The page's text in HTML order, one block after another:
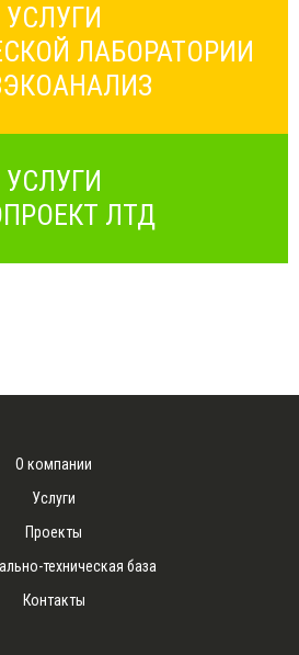
УСЛУГИ
ЛАБОРАТОРИИ
УСЛУГИ
ЛТД
О компании
Услуги
Проекты
техническая база
Контакты